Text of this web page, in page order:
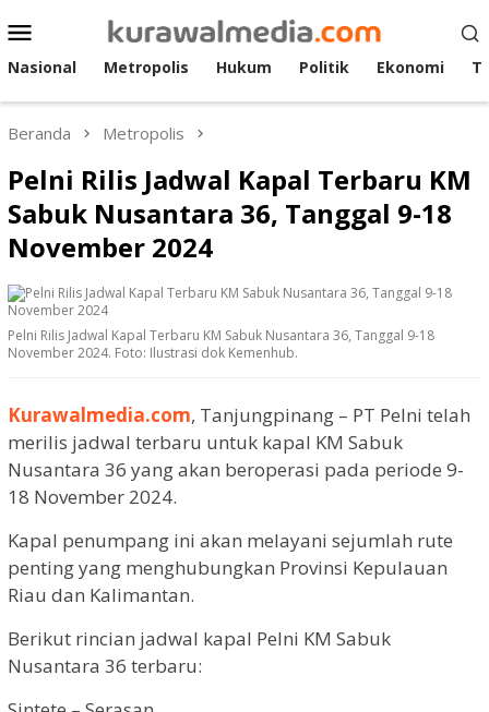
ke
konten
Menu
Mobile
Nasional Metropolis Hukum Politik Ekonomi
Beranda Metropolis
Pelni Rilis Jadwal Kapal Terbaru KM
Sabuk Nusantara 36, Tanggal 9-18
November 2024
Pelni Rilis Jadwal Kapal Terbaru KM Sabuk Nusantara 36, Tanggal 9-18
November 2024. Foto: Ilustrasi dok Kemenhub.
Kurawalmedia.com, Tanjungpinang – PT Pelni telah
merilis jadwal terbaru untuk kapal KM Sabuk
Nusantara 36 yang akan beroperasi pada periode 9-
18 November 2024.
Kapal penumpang ini akan melayani sejumlah rute
penting yang menghubungkan Provinsi Kepulauan
Riau dan Kalimantan.
Berikut rincian jadwal kapal Pelni KM Sabuk
Nusantara 36 terbaru: